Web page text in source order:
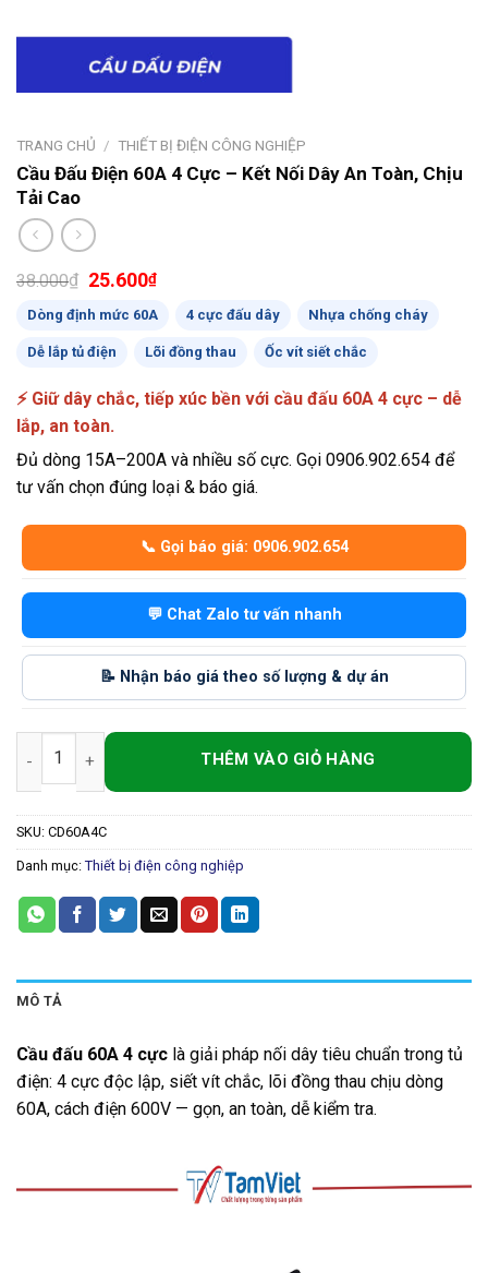
TRANG CHỦ / THIẾT BỊ ĐIỆN CÔNG NGHIỆP
Cầu Đấu Điện 60A 4 Cực – Kết Nối Dây An Toàn, Chịu
Tải Cao
38.000₫ Giá
là:
25.600₫Giá
tại
25.600₫.
Dòng định mức 60A 4 cực đấu dây Nhựa chống cháy
Dễ lắp tủ điện Lõi đồng thau Ốc vít siết chắc
⚡ Giữ dây chắc, tiếp xúc bền với cầu đấu 60A 4 cực – dễ
lắp, an toàn.
Đủ dòng 15A–200A và nhiều số cực. Gọi 0906.902.654 để
tư vấn chọn đúng loại & báo giá.
📞 Gọi báo giá: 0906.902.654
💬 Chat Zalo tư vấn nhanh
📝 Nhận báo giá theo số lượng & dự án
Cầu Đấu Điện 60A 4 Cực – Kết Nối Dây An Toàn, Chịu Tải Cao
SKU: CD60A4C
Danh mục: Thiết bị điện công nghiệp
MÔ TẢ
Cầu đấu 60A 4 cực là giải pháp nối dây tiêu chuẩn trong tủ
điện: 4 cực độc lập, siết vít chắc, lõi đồng thau chịu dòng
60A, cách điện 600V — gọn, an toàn, dễ kiểm tra.